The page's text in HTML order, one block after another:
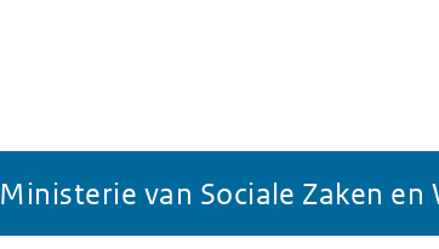
Ministerie van Sociale Zaken en